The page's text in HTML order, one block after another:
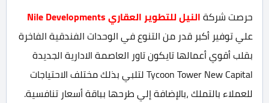
حرصت شركةالنيل للتطوير العقاري Nile Developments
علي توفير أكبر قدر من التنوع في الوحدات الفندقية الفاخرة
بقلب أقوي أعمالها تايكون تاور العاصمة الادارية الجديدة
Tycoon Tower New Capital لتلبي بذلك مختلف الاحتياجات
للعملاء بالتملك ،بالإضافة إلي طرحها بباقة أسعار تنافسية.